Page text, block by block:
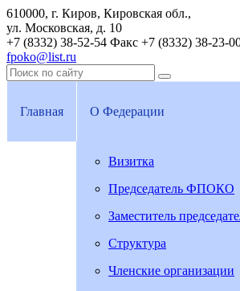
610000, г. Киров, Кировская обл.,
ул. Московская, д. 10
+7 (8332) 38-52-54 Факс +7 (8332) 38-23-
fpoko@list.ru
Главная О Федерации
Визитка
Председатель ФПОКО
Заместитель
Структура
Членские организации